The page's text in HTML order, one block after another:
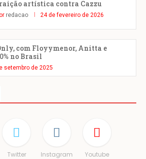
artística contra Cazzu
redacao 24 de fevereiro de 2026
com Floyymenor, Anitta e
no Brasil
setembro de 2025
Twitter Instagram Youtube